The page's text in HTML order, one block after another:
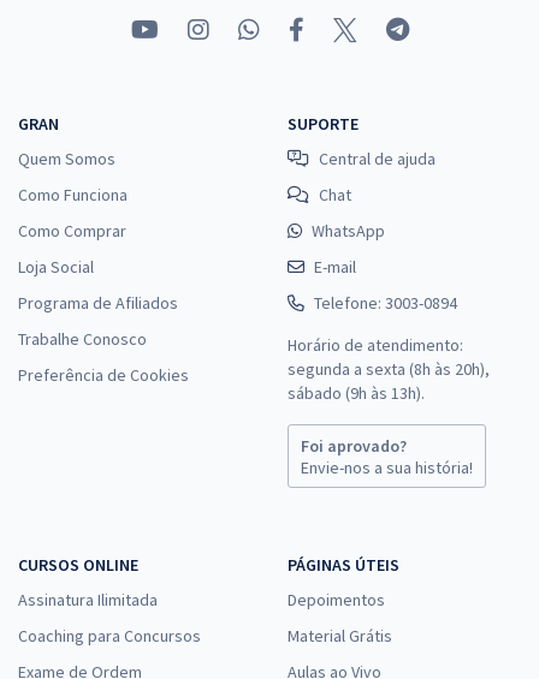
GRAN
Quem Somos
Como Funciona
Como Comprar
Loja Social
Programa de Afiliados
Trabalhe Conosco
Preferência de Cookies
SUPORTE
Central de ajuda
Chat
WhatsApp
E-mail
Telefone: 3003-0894
Horário de atendimento:
segunda a sexta (8h às 20h),
sábado (9h às 13h).
Foi aprovado?
Envie-nos a sua história!
CURSOS ONLINE
Assinatura Ilimitada
Coaching para Concursos
Exame de Ordem
PÁGINAS ÚTEIS
Depoimentos
Material Grátis
Aulas ao Vivo